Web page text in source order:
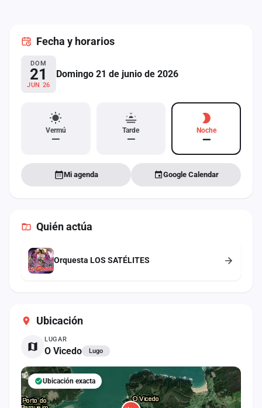
Ubicación
LUGAR
O Vicedo Lugo
Ubicación exacta
Fecha y horarios
DOM
21
JUN 26
Domingo 21 de junio de 2026
Vermú
—
Tarde
—
Noche
—
Mi agenda Google Calendar
Quién actúa
Orquesta LOS SATÉLITES
Administración
Contacto